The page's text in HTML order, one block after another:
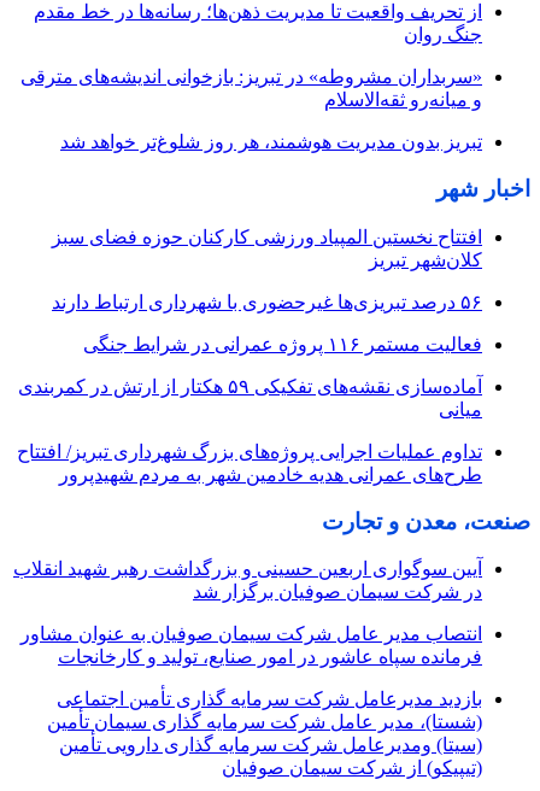
از تحریف واقعیت تا مدیریت ذهن‌ها؛ رسانه‌ها در خط مقدم
جنگ روان
«سربداران مشروطه» در تبریز: بازخوانی اندیشه‌های مترقی
و میانه‌رو ثقه‌الاسلام
تبریز بدون مدیریت هوشمند، هر روز شلوغ‌تر خواهد شد
اخبار شهر
افتتاح نخستین المپیاد ورزشی کارکنان حوزه فضای سبز
کلان‌شهر تبریز
۵۶ درصد تبریزی‌ها غیرحضوری با شهرداری ارتباط دارند
فعالیت مستمر ۱۱۶ پروژه عمرانی در شرایط جنگی
آماده‌سازی نقشه‌های تفکیکی ۵۹ هکتار از ارتش در کمربندی
میانی
تداوم عملیات اجرایی پروژه‌های بزرگ شهرداری تبریز/ افتتاح
طرح‌های عمرانی هدیه خادمین شهر به مردم شهیدپرور
صنعت، معدن و تجارت
آیین سوگواری اربعین حسینی و بزرگداشت رهبر شهید انقلاب
در شرکت سیمان صوفیان برگزار شد
انتصاب مدیر عامل شرکت سیمان صوفیان به عنوان مشاور
فرمانده سپاه عاشور در امور صنایع، تولید و کارخانجات
بازدید مدیرعامل شرکت سرمایه گذاری تأمین اجتماعی
(شستا)، مدیر عامل شرکت سرمایه گذاری سیمان تأمین
(سیتا) ومدیرعامل شرکت سرمایه گذاری دارویی تأمین
(تیپیکو) از شرکت سیمان صوفیان